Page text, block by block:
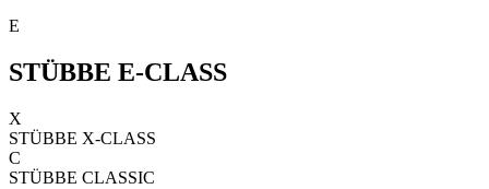
E
STÜBBE E-CLASS
X
STÜBBE X-CLASS
C
STÜBBE CLASSIC